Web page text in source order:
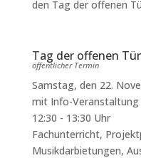
den Tag der offenen
Tag der offenen Tür
öffentlicher Termin
Samstag, den 22.
mit Info-Veranstaltung
12:30 - 13:30 Uhr
Fachunterricht,
Musikdarbietungen,